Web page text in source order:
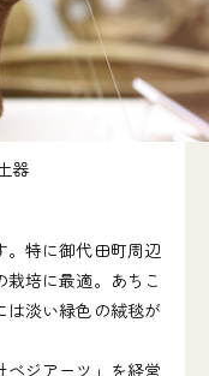
器
特に御代田町周辺
培に最適。あちこ
は淡い緑色の絨毯が
ジアーツ」を経営